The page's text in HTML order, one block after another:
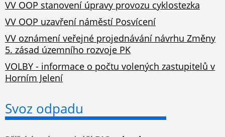
VV OOP stanovení úpravy provozu cyklostezka
VV OOP uzavření náměstí Posvícení
VV oznámení veřejné projednávání návrhu Změny
5. zásad územního rozvoje PK
VOLBY - informace o počtu volených zastupitelů v
Horním Jelení
Svoz odpadu